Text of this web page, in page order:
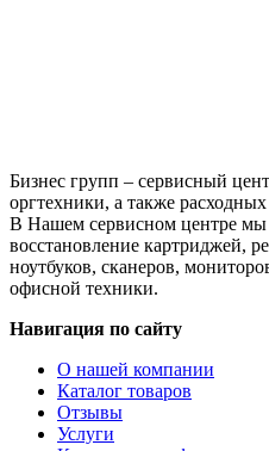
Бизнес групп – сервисный
оргтехники, а также
В Нашем сервисном центре мы
восстановление картриджей,
ноутбуков, сканеров,
офисной техники.
Навигация по сайту
О нашей компании
Каталог товаров
Отзывы
Услуги